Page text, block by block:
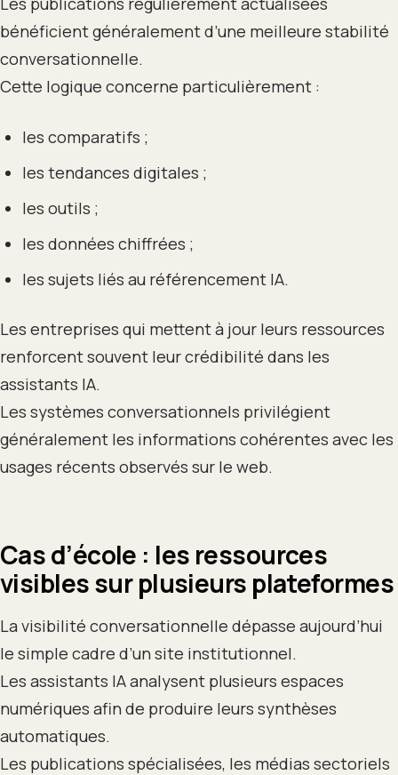
bénéficient généralement d’une meilleure stabilité
conversationnelle.
Cette logique concerne particulièrement :
les comparatifs ;
les tendances digitales ;
les outils ;
les données chiffrées ;
les sujets liés au référencement IA.
Les entreprises qui mettent à jour leurs ressources
renforcent souvent leur crédibilité dans les
assistants IA.
Les systèmes conversationnels privilégient
généralement les informations cohérentes avec les
usages récents observés sur le web.
Cas d’école : les ressources
visibles sur plusieurs plateformes
La visibilité conversationnelle dépasse aujourd’hui
le simple cadre d’un site institutionnel.
Les assistants IA analysent plusieurs espaces
numériques afin de produire leurs synthèses
automatiques.
Les publications spécialisées, les médias sectoriels